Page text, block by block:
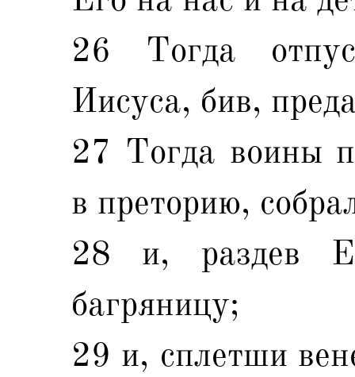
26 Тогда
Иисуса, бив,
27 Тогда воины
в преторию,
28 и, раздев
багряницу;
29 и, сплетши